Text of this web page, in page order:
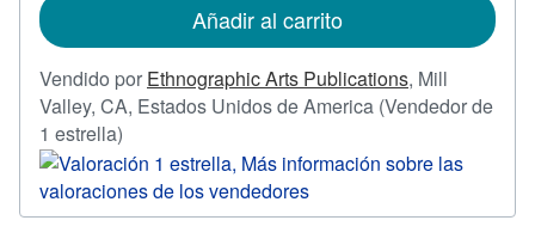
envío
Añadir al carrito
Vendido por Ethnographic Arts Publications, Mill
Valley, CA, Estados Unidos de America (Vendedor de
1 estrella)
del
vendedor:
1